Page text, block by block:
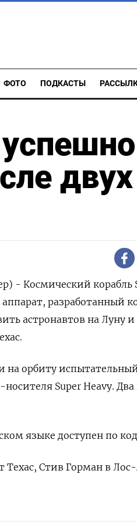
ФОТО ПОДКАСТЫ
двух
- Космический корабль
разработанный
астронавтов на Луну
на орбиту
Super Heavy.
языке доступен по
Стив Горман в